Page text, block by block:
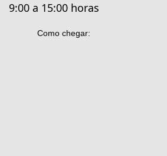
9:00 a 15:00 horas
Como chegar: